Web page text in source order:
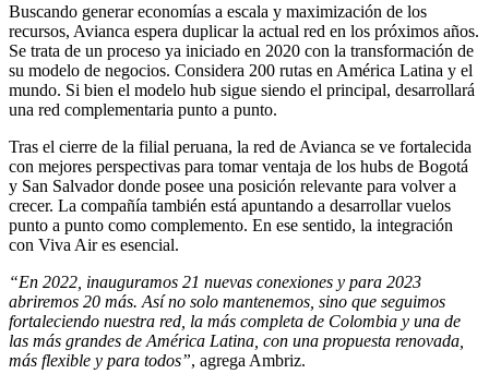
Buscando generar economías a escala y maximización de los
recursos, Avianca espera duplicar la actual red en los próximos años.
Se trata de un proceso ya iniciado en 2020 con la transformación de
su modelo de negocios. Considera 200 rutas en América Latina y el
mundo. Si bien el modelo hub sigue siendo el principal, desarrollará
una red complementaria punto a punto.
Tras el cierre de la filial peruana, la red de Avianca se ve fortalecida
con mejores perspectivas para tomar ventaja de los hubs de Bogotá
y San Salvador donde posee una posición relevante para volver a
crecer. La compañía también está apuntando a desarrollar vuelos
punto a punto como complemento. En ese sentido, la integración
con Viva Air es esencial.
“En 2022, inauguramos 21 nuevas conexiones y para 2023
abriremos 20 más. Así no solo mantenemos, sino que seguimos
fortaleciendo nuestra red, la más completa de Colombia y una de
las más grandes de América Latina, con una propuesta renovada,
más flexible y para todos”, agrega Ambriz.